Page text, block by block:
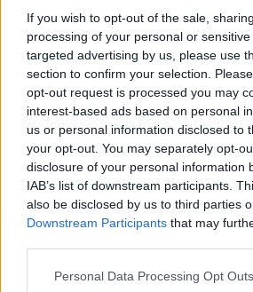
If you wish to opt-out of the sale,
processing of your personal or
targeted advertising by us, please use
section to confirm your selection.
opt-out request is processed you may
interest-based ads based on personal
us or personal information disclosed to
your opt-out. You may separately opt-
disclosure of your personal information
IAB’s list of downstream participants.
also be disclosed by us to third parties
Downstream Participants that may
Please note that this website/app uses
Personal Data Processing Opt Outs
Αθλητισμός|28.04.2019 09:51
Ο Youtuber που
Μπέκαμ και Εζίλ (vid)
«Διδακτικό» βίντεο του